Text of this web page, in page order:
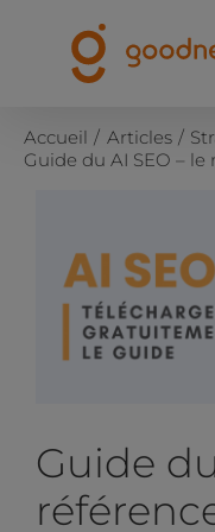
contenu
Accueil Articles
Guide du AI SEO –
agrandie
Guide